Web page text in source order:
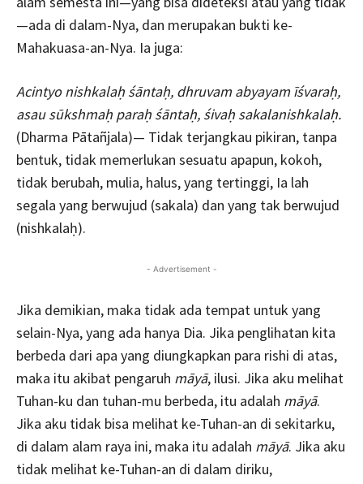
—ada di dalam-Nya, dan merupakan bukti ke-
Mahakuasa-an-Nya. Ia juga:
Acintyo nishkalaḥ śāntaḥ, dhruvam abyayam īśvaraḥ,
asau sūkshmaḥ paraḥ śāntaḥ, śivaḥ sakalanishkalaḥ.
(Dharma Pātañjala)— Tidak terjangkau pikiran, tanpa
bentuk, tidak memerlukan sesuatu apapun, kokoh,
tidak berubah, mulia, halus, yang tertinggi, Ia lah
segala yang berwujud (sakala) dan yang tak berwujud
(nishkalaḥ).
- Advertisement -
Jika demikian, maka tidak ada tempat untuk yang
selain-Nya, yang ada hanya Dia. Jika penglihatan kita
berbeda dari apa yang diungkapkan para rishi di atas,
maka itu akibat pengaruh māyā, ilusi. Jika aku melihat
Tuhan-ku dan tuhan-mu berbeda, itu adalah māyā.
Jika aku tidak bisa melihat ke-Tuhan-an di sekitarku,
di dalam alam raya ini, maka itu adalah māyā. Jika aku
tidak melihat ke-Tuhan-an di dalam diriku,